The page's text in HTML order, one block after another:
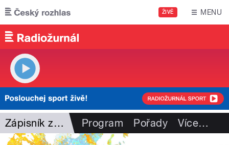
Přejít k hlavnímu obsahu
ŽIVĚ MENU
Zápisník zahr. zpravodajů Program Pořady Více…